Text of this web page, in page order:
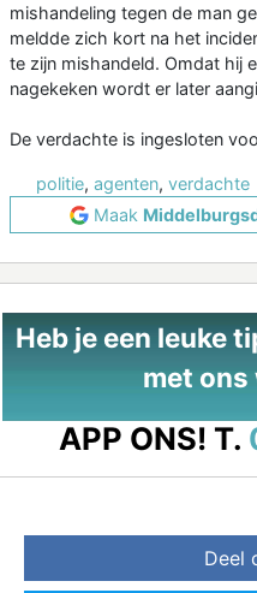
mishandeling tegen de man
meldde zich kort na het
te zijn mishandeld. Omdat hij
nagekeken wordt er later
De verdachte is ingesloten
politie, agenten, verdachte
Maak
Heb je een leuke
met ons
APP ONS! T.
Deel